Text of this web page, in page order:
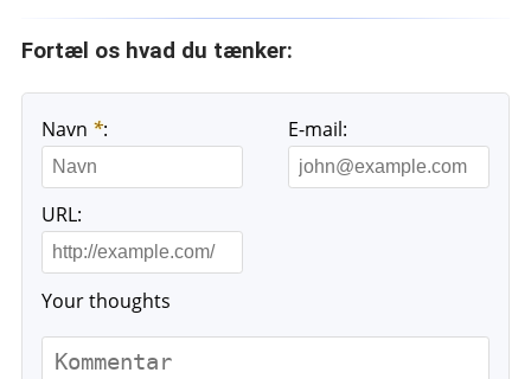
Fortæl os hvad du tænker:
Navn *: E-mail:
URL:
Your thoughts